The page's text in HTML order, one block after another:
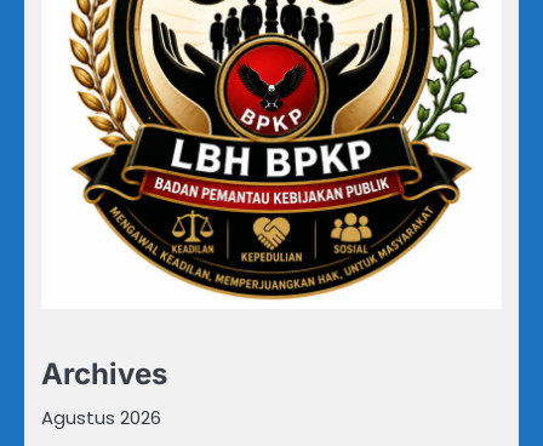
Archives
Agustus 2026